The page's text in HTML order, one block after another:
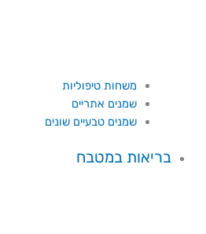
משחות טיפוליות
שמנים אתריים
שמנים טבעיים שונים
בריאות במטבח